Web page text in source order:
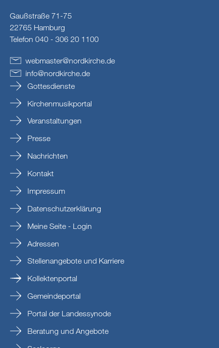
Gaußstraße 71-75
22765 Hamburg
Telefon 040 - 306 20 1100
webmaster@nordkirche.de
info@nordkirche.de
Gottesdienste
Kirchenmusikportal
Veranstaltungen
Presse
Nachrichten
Kontakt
Impressum
Datenschutzerklärung
Meine Seite - Login
Adressen
Stellenangebote und Karriere
Kollektenportal
Gemeindeportal
Portal der Landessynode
Beratung und Angebote